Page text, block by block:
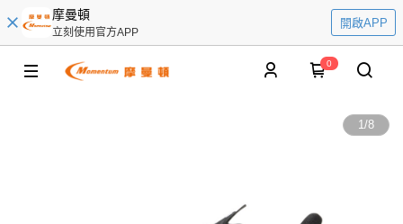
摩曼頓
立刻使用官方APP
開啟APP
0
1/8